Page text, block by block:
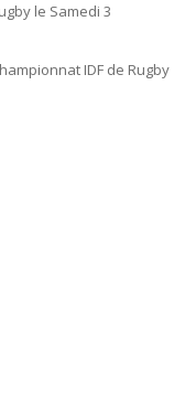
le Samedi 3
IDF de Rugby